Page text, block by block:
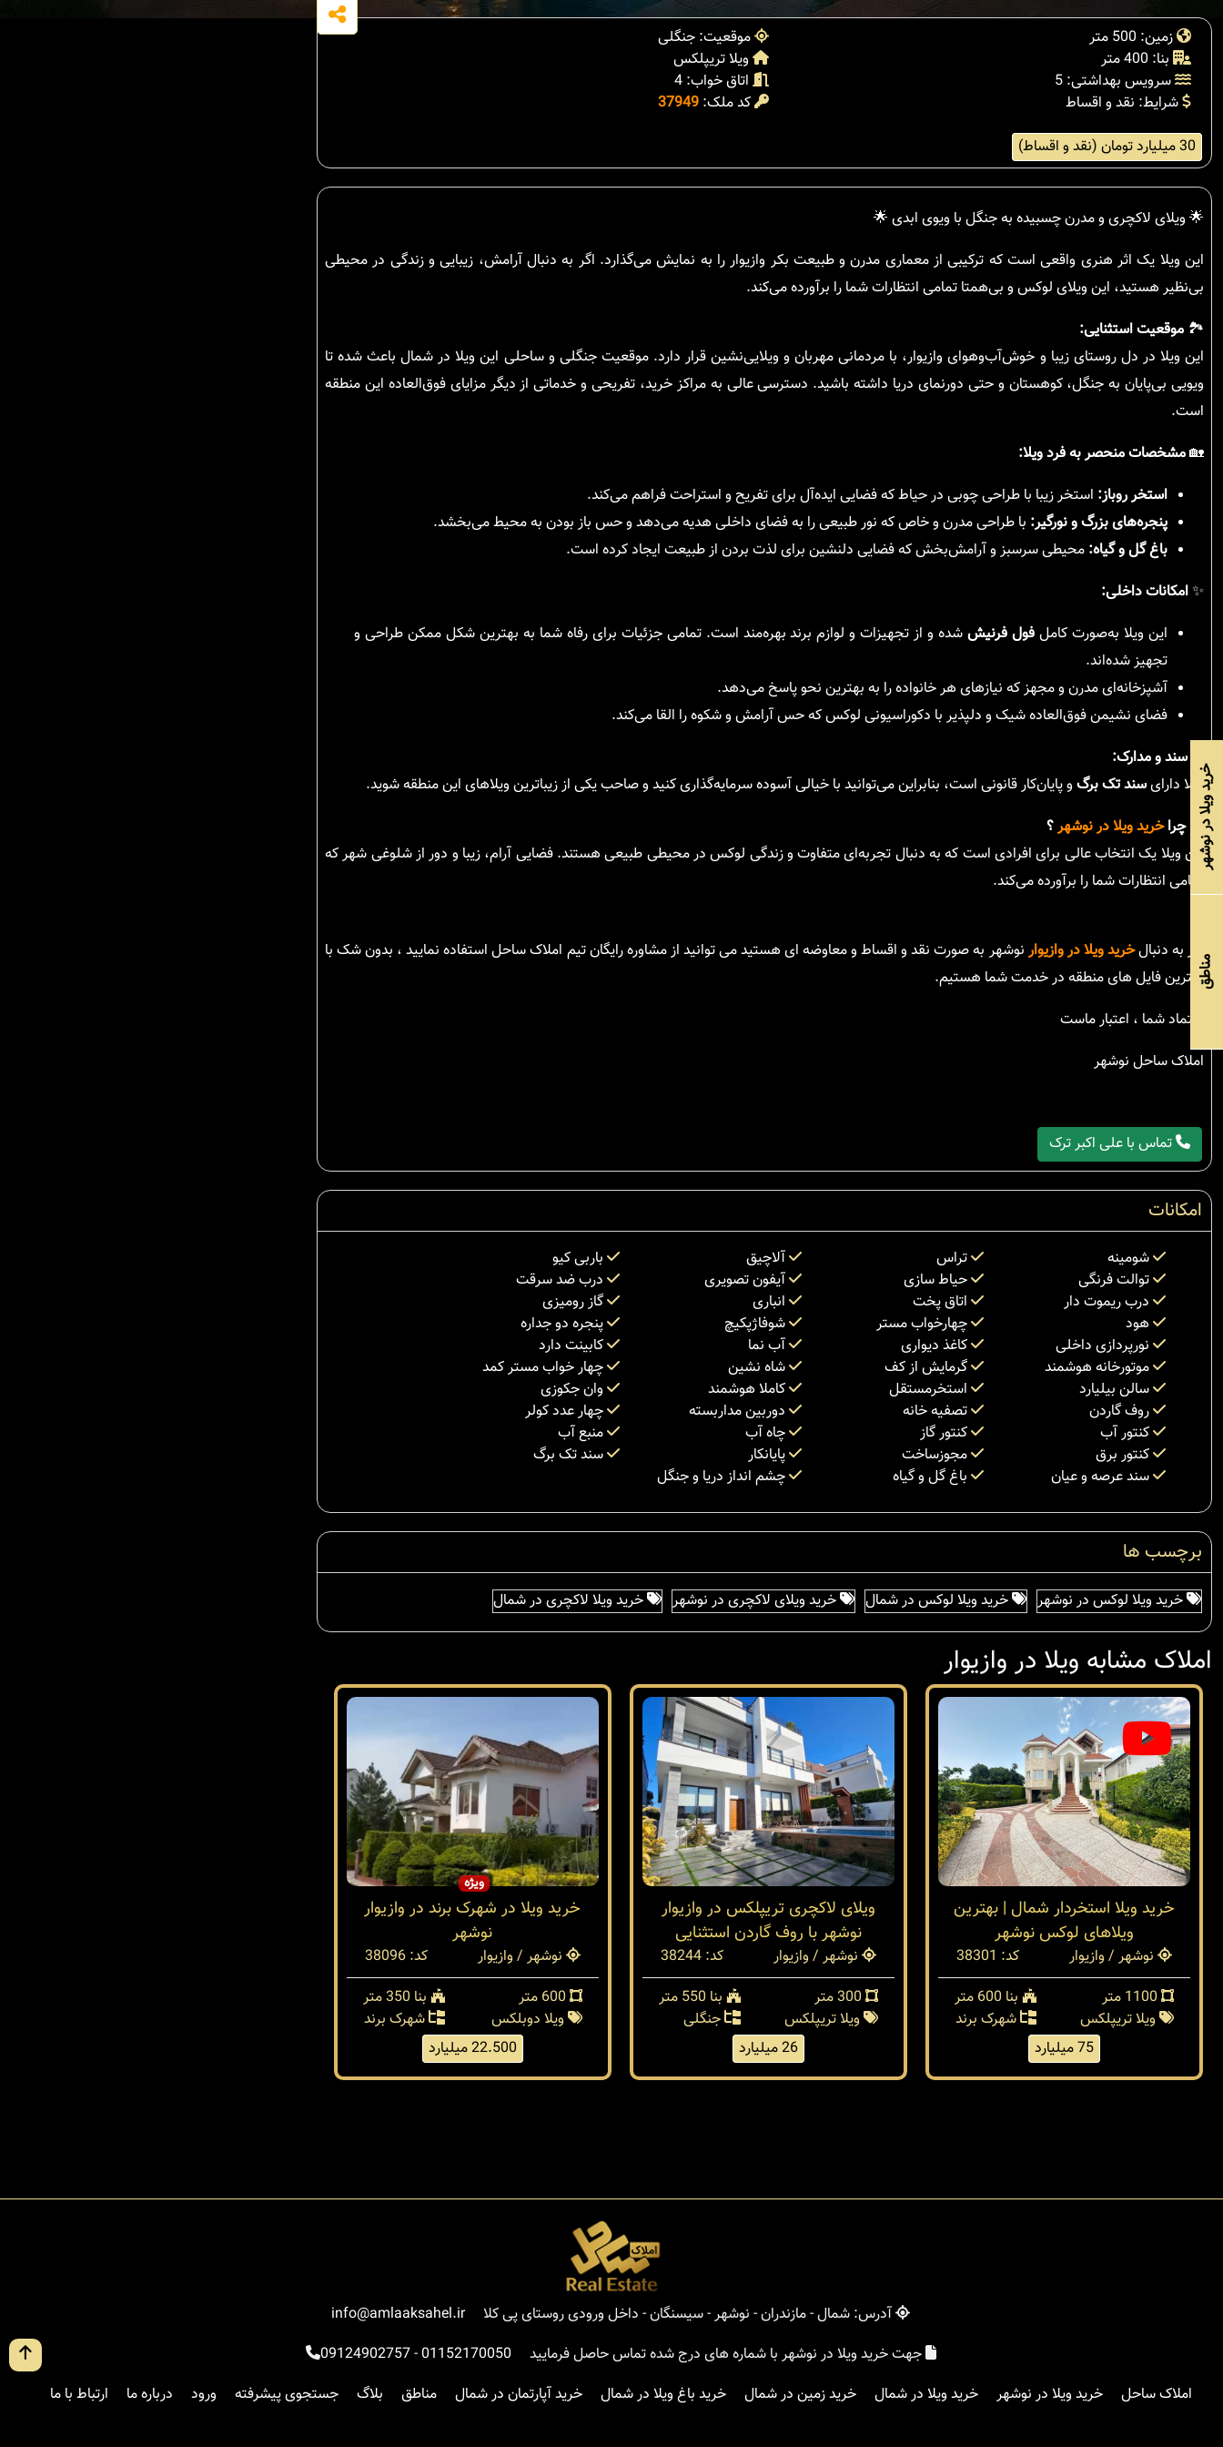
زمین: 500 متر
موقعیت: جنگلی
بنا: 400 متر
ویلا تریپلکس
سرویس بهداشتی: 5
اتاق خواب: 4
شرایط: نقد و اقساط
کد ملک: 37949
30 میلیارد تومان (نقد و اقساط)
🌟 ویلای لاکچری و مدرن چسبیده به جنگل با ویوی ابدی 🌟
این ویلا یک اثر هنری واقعی است که ترکیبی از معماری مدرن و طبیعت بکر وازیوار را به نمایش می‌گذارد. اگر به دنبال آرامش، زیبایی و زندگی در محیطی
بی‌نظیر هستید، این ویلای لوکس و بی‌همتا تمامی انتظارات شما را برآورده می‌کند.
🏞 موقعیت استثنایی:
این ویلا در دل روستای زیبا و خوش‌آب‌وهوای وازیوار، با مردمانی مهربان و ویلایی‌نشین قرار دارد. موقعیت جنگلی و ساحلی این ویلا در شمال باعث شده تا
ویویی بی‌پایان به جنگل، کوهستان و حتی دورنمای دریا داشته باشید. دسترسی عالی به مراکز خرید، تفریحی و خدماتی از دیگر مزایای فوق‌العاده این منطقه
است.
🏡مشخصات منحصر به فرد ویلا:
استخر روباز: استخر زیبا با طراحی چوبی در حیاط که فضایی ایده‌آل برای تفریح و استراحت فراهم می‌کند.
پنجره‌های بزرگ و نورگیر: با طراحی مدرن و خاص که نور طبیعی را به فضای داخلی هدیه می‌دهد و حس باز بودن به محیط می‌بخشد.
باغ گل و گیاه: محیطی سرسبز و آرامش‌بخش که فضایی دلنشین برای لذت بردن از طبیعت ایجاد کرده است.
✨امکانات داخلی:
این ویلا به‌صورت کامل فول فرنیششده و از تجهیزات و لوازم برند بهره‌مند است. تمامی جزئیات برای رفاه شما به بهترین شکل ممکن طراحی و
تجهیز شده‌اند.
آشپزخانه‌ای مدرن و مجهز که نیازهای هر خانواده را به بهترین نحو پاسخ می‌دهد.
فضای نشیمن فوق‌العاده شیک و دلپذیر با دکوراسیونی لوکس که حس آرامش و شکوه را القا می‌کند.
✅سند و مدارک:
ویلا دارایسند تک برگ و پایان‌کار قانونی است، بنابراین می‌توانید با خیالی آسوده سرمایه‌گذاری کنید و صاحب یکی از زیباترین ویلاهای این منطقه شوید.
🎯چراخرید ویلا در نوشهر؟
این ویلا یک انتخاب عالی برای افرادی است که به دنبال تجربه‌ای متفاوت و زندگی لوکس در محیطی طبیعی هستند. فضایی آرام، زیبا و دور از شلوغی شهر که
تمامی انتظارات شما را برآورده می‌کند.
اگر به دنبالخرید ویلا در وازیوار نوشهر به صورت نقد و اقساط و معاوضه ای هستید می توانید از مشاوره رایگان تیم املاک ساحل استفاده نمایید ، بدون شک با
بهترین فایل های منطقه در خدمت شما هستیم.
اعتماد شما ، اعتبار ماست
املاک ساحل نوشهر
تماس با علی اکبر ترک
امکانات
شومینه تراس آلاچیق
باربی کیو
توالت فرنگی
حیاط سازی آیفون تصویری
درب ضد سرقت
درب ریموت دار
اتاق پخت انباری
گاز رومیزی
هود
چهارخواب مستر شوفاژپکیچ
پنجره دو جداره
نورپردازی داخلی
کاغذ دیواری آب نما
کابینت دارد
موتورخانه هوشمند
گرمایش از کف شاه نشین
چهار خواب مستر کمد
سالن بیلیارد
استخرمستقل کاملا هوشمند
وان جکوزی
روف گاردن
تصفیه خانه دوربین مداربسته
چهار عدد کولر
کنتور آب
کنتور گاز چاه آب
منبع آب
کنتور برق
مجوزساخت پایانکار
سند تک برگ
سند عرصه و عیان
باغ گل و گیاه چشم انداز دریا و جنگل
برچسب ها
خرید ویلا لوکس در نوشهر خرید ویلا لوکس در شمال خرید ویلای لاکچری در نوشهر خرید ویلا لاکچری در شمال
املاک مشابه ویلا در وازیوار
خرید ویلا استخردار شمال | بهترین
ویلاهای لوکس نوشهر
نوشهر / وازیوار
کد: 38301
بنا 600 متر
ویلا تریپلکس
شهرک برند
75 میلیارد
ویلای لاکچری تریپلکس در وازیوار
نوشهر با روف گاردن استثنایی
نوشهر / وازیوار
کد: 38244
بنا 550 متر
ویلا تریپلکس
جنگلی
26 میلیارد
ویژه
خرید ویلا در شهرک برند در وازیوار
نوشهر
نوشهر / وازیوار
کد: 38096
بنا 350 متر
ویلا دوبلکس
شهرک برند
22.500 میلیارد
آدرس: شمال - مازندران - نوشهر - سیسنگان - داخل ورودی روستای پی کلا
info@amlaaksahel.ir
جهت خرید ویلا در نوشهر با شماره های درج شده تماس حاصل فرمایید
01152170050
-
09124902757
املاک ساحل
خرید ویلا در نوشهر خرید ویلا در شمال خرید زمین در شمال خرید باغ ویلا در شمال خرید آپارتمان در شمال مناطق بلاگ جستجوی پیشرفته ورود درباره ما ارتباط با ما
خرید ویلا در نوشهر
مناطق